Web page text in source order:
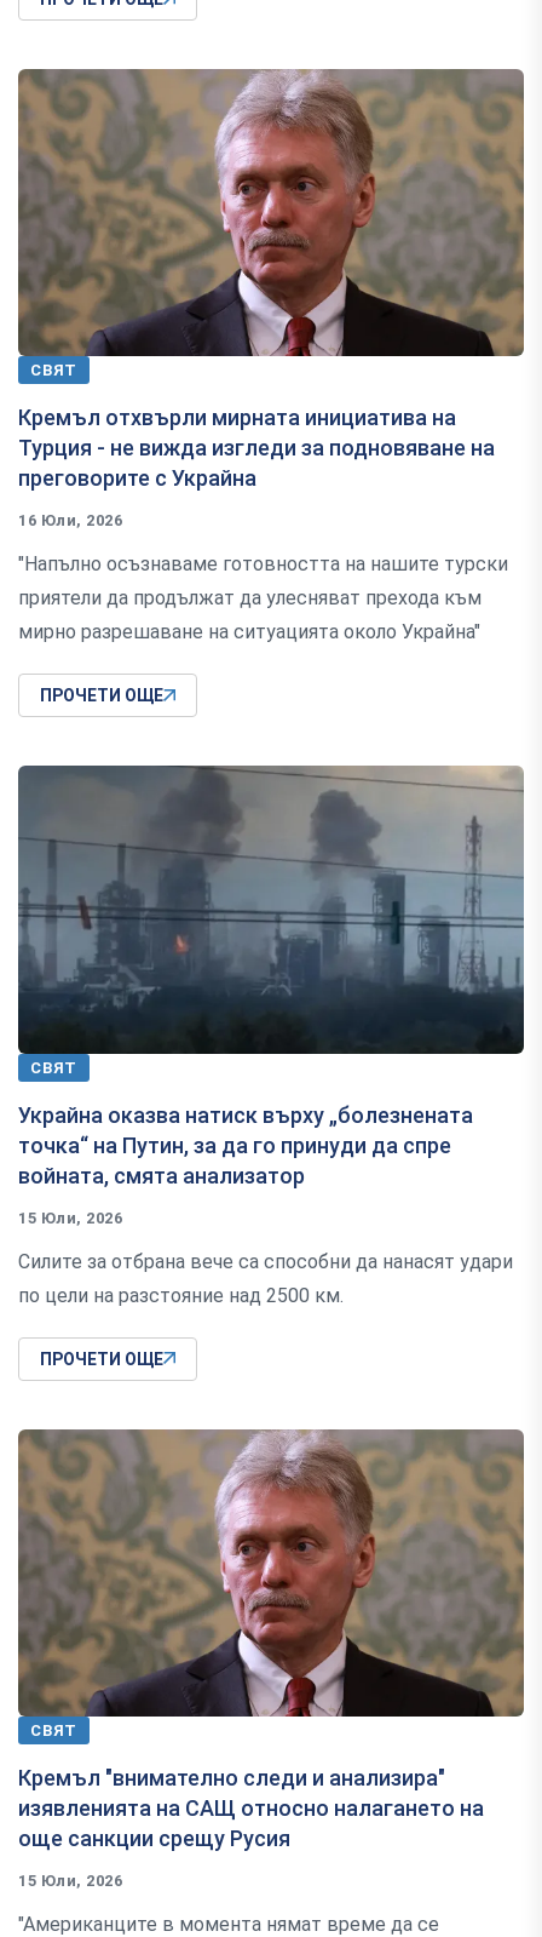
СВЯТ
Кремъл отхвърли мирната инициатива на
Турция - не вижда изгледи за подновяване на
преговорите с Украйна
16 Юли, 2026
"Напълно осъзнаваме готовността на нашите турски
приятели да продължат да улесняват прехода към
мирно разрешаване на ситуацията около Украйна"
ПРОЧЕТИ ОЩЕ
СВЯТ
Украйна оказва натиск върху „болезнената
точка“ на Путин, за да го принуди да спре
войната, смята анализатор
15 Юли, 2026
Силите за отбрана вече са способни да нанасят удари
по цели на разстояние над 2500 км.
ПРОЧЕТИ ОЩЕ
СВЯТ
Кремъл "внимателно следи и анализира"
изявленията на САЩ относно налагането на
още санкции срещу Русия
15 Юли, 2026
"Американците в момента нямат време да се